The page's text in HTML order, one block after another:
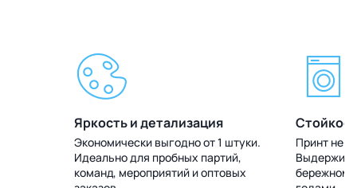
Яркость и детализация
Экономически выгодно от 1 штуки.
Идеально для пробных партий,
команд, мероприятий и оптовых
Принт не
бережном